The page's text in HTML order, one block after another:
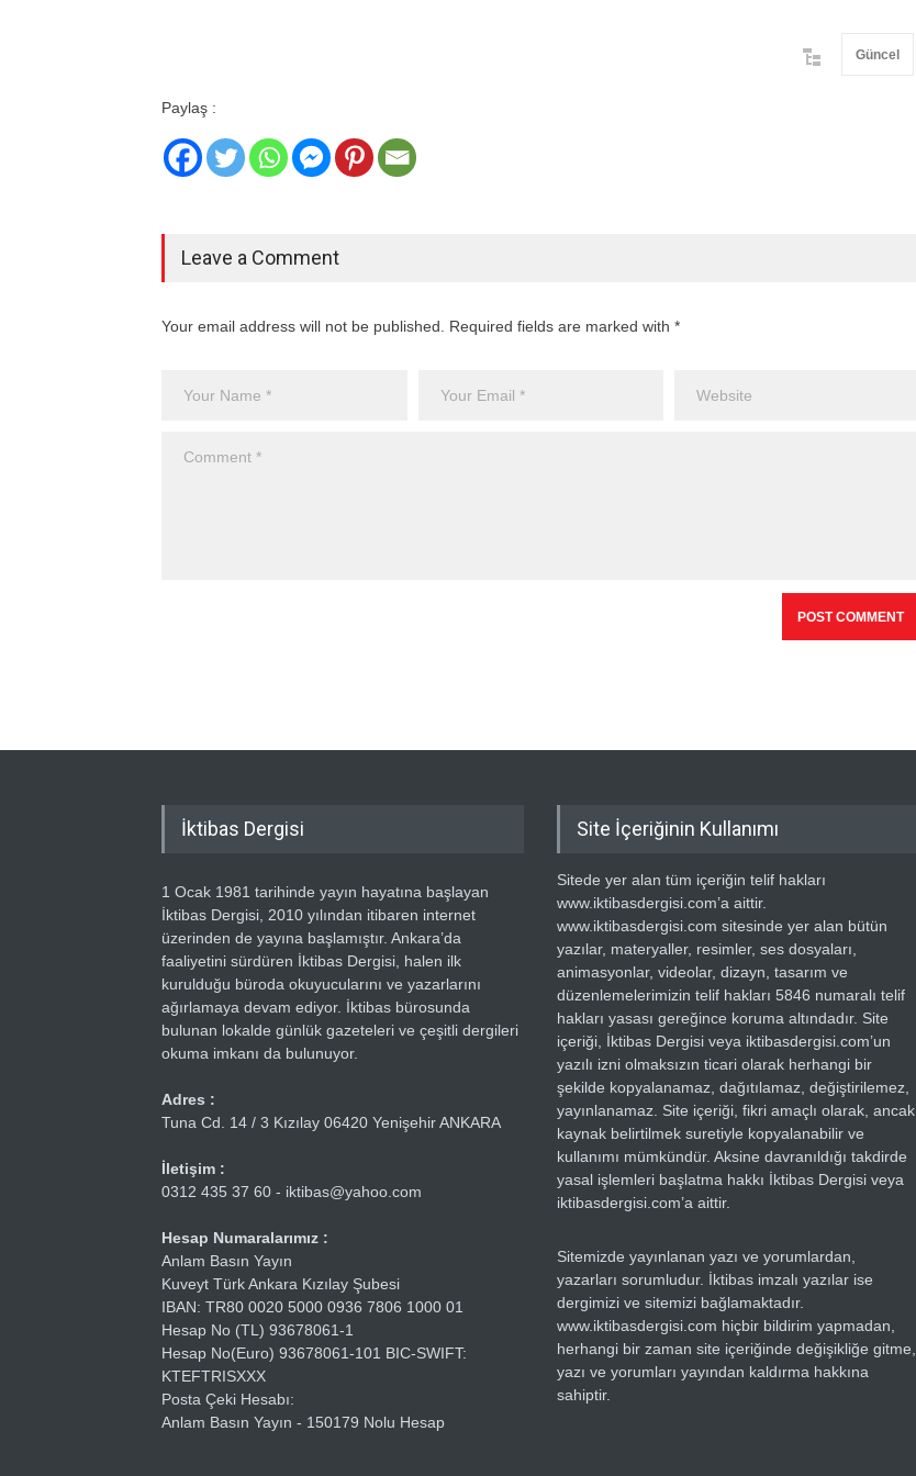
Güncel
Paylaş :
Leave a Comment
Your email address will not be published. Required fields are marked with *
İktibas Dergisi
1 Ocak 1981 tarihinde yayın hayatına başlayan
İktibas Dergisi, 2010 yılından itibaren internet
üzerinden de yayına başlamıştır. Ankara’da
faaliyetini sürdüren İktibas Dergisi, halen ilk
kurulduğu büroda okuyucularını ve yazarlarını
ağırlamaya devam ediyor. İktibas bürosunda
bulunan lokalde günlük gazeteleri ve çeşitli dergileri
okuma imkanı da bulunuyor.
Adres :
Tuna Cd. 14 / 3 Kızılay 06420 Yenişehir ANKARA
İletişim :
0312 435 37 60 - iktibas@yahoo.com
Hesap Numaralarımız :
Anlam Basın Yayın
Kuveyt Türk Ankara Kızılay Şubesi
IBAN: TR80 0020 5000 0936 7806 1000 01
Hesap No (TL) 93678061-1
Hesap No(Euro) 93678061-101 BIC-SWIFT:
KTEFTRISXXX
Posta Çeki Hesabı:
Anlam Basın Yayın - 150179 Nolu Hesap
Site İçeriğinin Kullanımı
Sitede yer alan tüm içeriğin telif hakları
www.iktibasdergisi.com’a aittir.
www.iktibasdergisi.com sitesinde yer alan bütün
yazılar, materyaller, resimler, ses dosyaları,
animasyonlar, videolar, dizayn, tasarım ve
düzenlemelerimizin telif hakları 5846 numaralı telif
hakları yasası gereğince koruma altındadır. Site
içeriği, İktibas Dergisi veya iktibasdergisi.com’un
yazılı izni olmaksızın ticari olarak herhangi bir
şekilde kopyalanamaz, dağıtılamaz, değiştirilemez,
yayınlanamaz. Site içeriği, fikri amaçlı olarak, ancak
kaynak belirtilmek suretiyle kopyalanabilir ve
kullanımı mümkündür. Aksine davranıldığı takdirde
yasal işlemleri başlatma hakkı İktibas Dergisi veya
iktibasdergisi.com’a aittir.
Sitemizde yayınlanan yazı ve yorumlardan,
yazarları sorumludur. İktibas imzalı yazılar ise
dergimizi ve sitemizi bağlamaktadır.
www.iktibasdergisi.com hiçbir bildirim yapmadan,
herhangi bir zaman site içeriğinde değişikliğe gitme,
yazı ve yorumları yayından kaldırma hakkına
sahiptir.